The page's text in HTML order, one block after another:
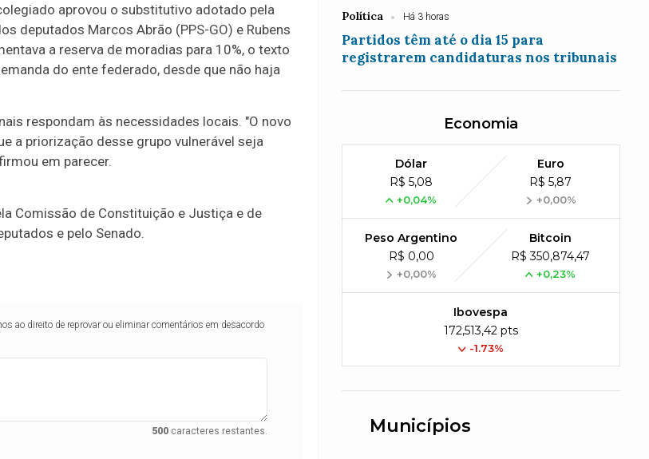
aprovou o substitutivo adotado pela
deputados Marcos Abrão (PPS-GO) e Rubens
a reserva de moradias para 10%, o texto
do ente federado, desde que não haja
respondam às necessidades locais. "O novo
a priorização desse grupo vulnerável seja
em parecer.
Comissão de Constituição e Justiça e de
e pelo Senado.
ao direito de reprovar ou eliminar comentários em desacordo
500caracteres restantes.
Política Há 3 horas
Partidos têm até o dia 15 para
registrarem candidaturas nos tribunais
Economia
Dólar
R$ 5,08
+0,04%
Euro
R$ 5,87
+0,00%
Peso Argentino
R$ 0,00
+0,00%
Bitcoin
R$ 350,874,47
+0,23%
Ibovespa
172,513,42 pts
-1.73%
Municípios